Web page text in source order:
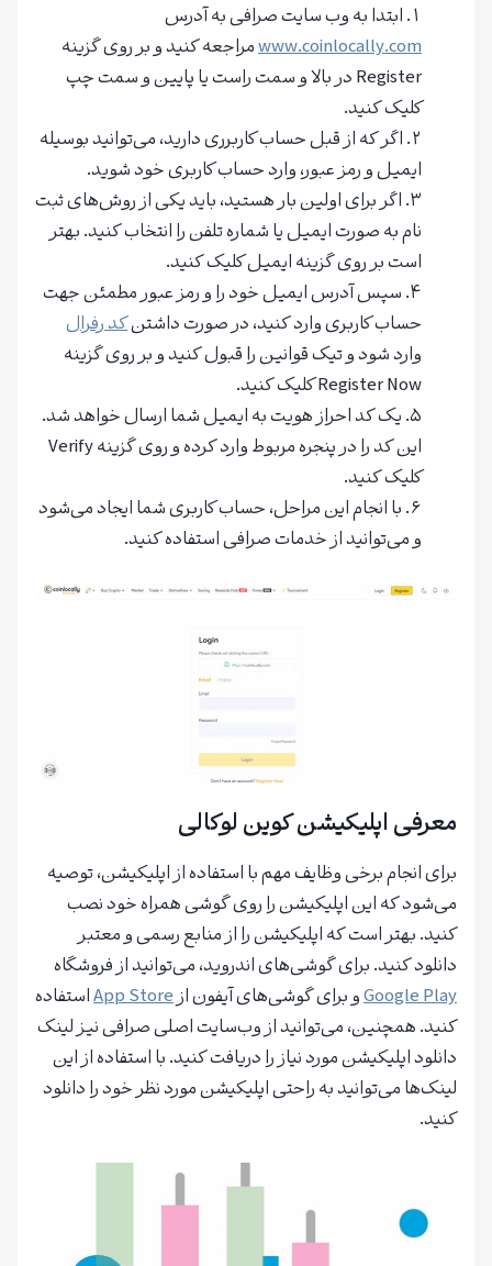
ابتدا به وب سایت صرافی به آدرس
www.coinlocally.comمراجعه کنید و بر روی گزینه
Register در بالا و سمت راست یا پایین و سمت چپ
کلیک کنید.
اگر که از قبل حساب کاربرری دارید، می‌توانید بوسیله
ایمیل و رمز عبور، وارد حساب کاربری خود شوید.
اگر برای اولین بار هستید، باید یکی از روش‌های ثبت
نام به صورت ایمیل یا شماره تلفن را انتخاب کنید. بهتر
است بر روی گزینه ایمیل کلیک کنید.
سپس آدرس ایمیل خود را و رمز عبور مطمئن جهت
حساب کاربری وارد کنید، در صورت داشتنکد رفرال
وارد شود و تیک قوانین را قبول کنید و بر روی گزینه
Register Now کلیک کنید.
یک کد احراز هویت به ایمیل شما ارسال خواهد شد.
این کد را در پنجره مربوط وارد کرده و روی گزینه Verify
کلیک کنید.
با انجام این مراحل، حساب کاربری شما ایجاد می‌شود
و می‌توانید از خدمات صرافی استفاده کنید.
معرفی اپلیکیشن کوین لوکالی
برای انجام برخی وظایف مهم با استفاده از اپلیکیشن، توصیه
می‌شود که این اپلیکیشن را روی گوشی همراه خود نصب
کنید. بهتر است که اپلیکیشن را از منابع رسمی و معتبر
دانلود کنید. برای گوشی‌های اندروید، می‌توانید از فروشگاه
Google Playو برای گوشی‌های آیفون ازApp Storeاستفاده
کنید. همچنین، می‌توانید از وب‌سایت اصلی صرافی نیز لینک
دانلود اپلیکیشن مورد نیاز را دریافت کنید. با استفاده از این
لینک‌ها می‌توانید به راحتی اپلیکیشن مورد نظر خود را دانلود
کنید.